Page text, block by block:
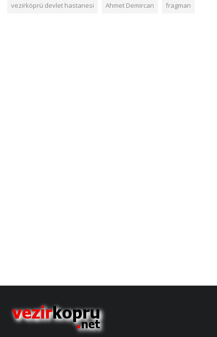
vezirköprü devlet hastanesi Ahmet Demircan fragman